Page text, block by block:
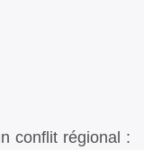
conflit régional :